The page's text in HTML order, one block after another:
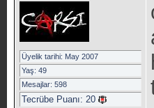
Üyelik tarihi: May 2007
Yaş: 49
Mesajlar: 598
Tecrübe Puanı: 20